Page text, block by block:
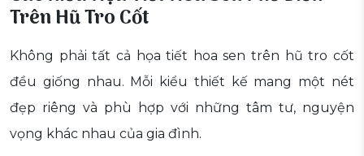
Trên Hũ Tro Cốt
Không phải tất cả họa tiết hoa sen trên hũ tro cốt
đều giống nhau. Mỗi kiểu thiết kế mang một nét
đẹp riêng và phù hợp với những tâm tư, nguyện
vọng khác nhau của gia đình.